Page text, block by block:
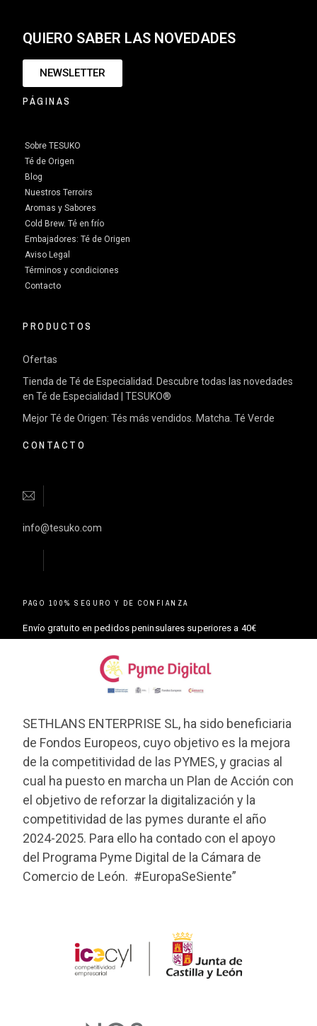
QUIERO SABER LAS NOVEDADES
NEWSLETTER
PÁGINAS
Sobre TESUKO
Té de Origen
Blog
Nuestros Terroirs
Aromas y Sabores
Cold Brew. Té en frío
Embajadores: Té de Origen
Aviso Legal
Términos y condiciones
Contacto
PRODUCTOS
Ofertas
Tienda de Té de Especialidad. Descubre todas las novedades
en Té de Especialidad | TESUKO®
Mejor Té de Origen: Tés más vendidos. Matcha. Té Verde
CONTACTO
info@tesuko.com
PAGO 100% SEGURO Y DE CONFIANZA
Envío gratuito en pedidos peninsulares superiores a 40€
SETHLANS ENTERPRISE SL, ha sido beneficiaria
de Fondos Europeos, cuyo objetivo es la mejora
de la competitividad de las PYMES, y gracias al
cual ha puesto en marcha un Plan de Acción con
el objetivo de reforzar la digitalización y la
competitividad de las pymes durante el año
2024-2025. Para ello ha contado con el apoyo
del Programa Pyme Digital de la Cámara de
Comercio de León. #EuropaSeSiente”